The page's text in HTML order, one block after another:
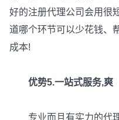
好的注册代理公司会用很
道哪个环节可以少花钱、
成本!
优势5.一站式服务,爽
专业而且有实力的代理